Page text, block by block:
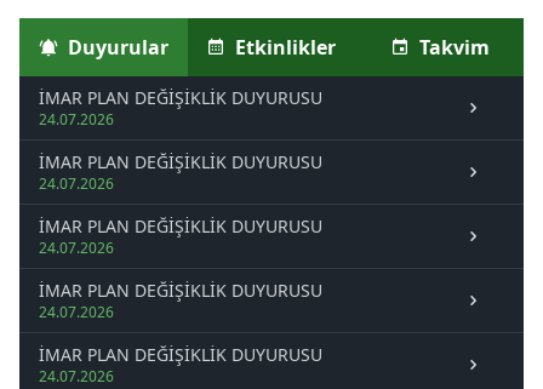
Duyurular Etkinlikler Takvim
İMAR PLAN DEĞİŞİKLİK DUYURUSU
24.07.2026
İMAR PLAN DEĞİŞİKLİK DUYURUSU
24.07.2026
İMAR PLAN DEĞİŞİKLİK DUYURUSU
24.07.2026
İMAR PLAN DEĞİŞİKLİK DUYURUSU
24.07.2026
İMAR PLAN DEĞİŞİKLİK DUYURUSU
24.07.2026